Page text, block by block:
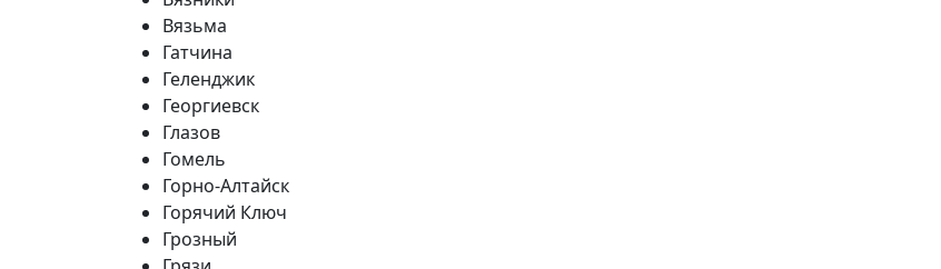
Вязьма
Гатчина
Геленджик
Георгиевск
Глазов
Гомель
Горно-Алтайск
Горячий Ключ
Грозный